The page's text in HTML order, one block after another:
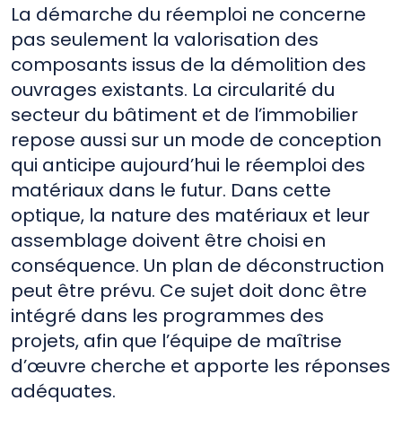
La démarche du réemploi ne concerne
pas seulement la valorisation des
composants issus de la démolition des
ouvrages existants. La circularité du
secteur du bâtiment et de l’immobilier
repose aussi sur un mode de conception
qui anticipe aujourd’hui le réemploi des
matériaux dans le futur. Dans cette
optique, la nature des matériaux et leur
assemblage doivent être choisi en
conséquence. Un plan de déconstruction
peut être prévu. Ce sujet doit donc être
intégré dans les programmes des
projets, afin que l’équipe de maîtrise
d’œuvre cherche et apporte les réponses
adéquates.